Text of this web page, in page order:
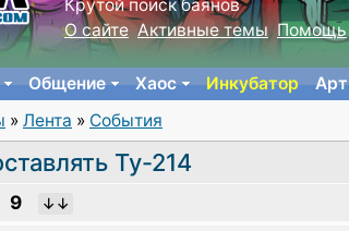
Крутой поиск баянов
О сайте Активные темы Помощь
Общение Хаос Инкубатор Арт
» Лента » События
Ту-214
9